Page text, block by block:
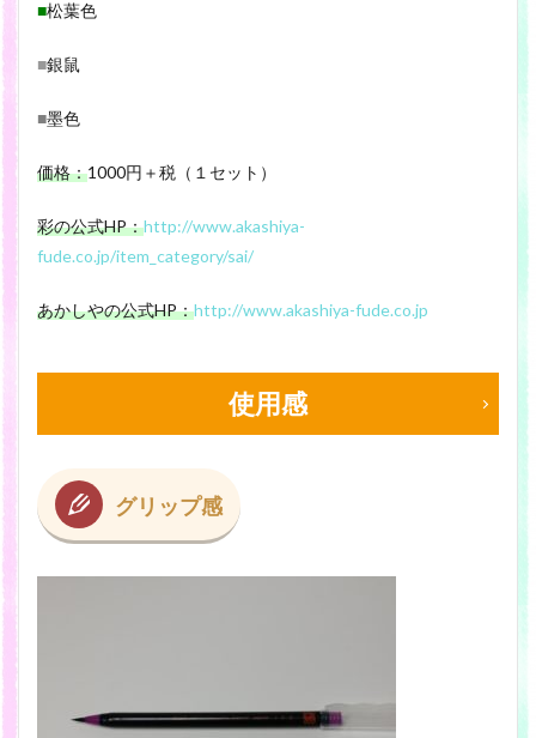
■松葉色
■銀鼠
■墨色
価格：1000円＋税（１セット）
彩の公式HP：http://www.akashiya-
fude.co.jp/item_category/sai/
あかしやの公式HP：http://www.akashiya-fude.co.jp
使用感
グリップ感